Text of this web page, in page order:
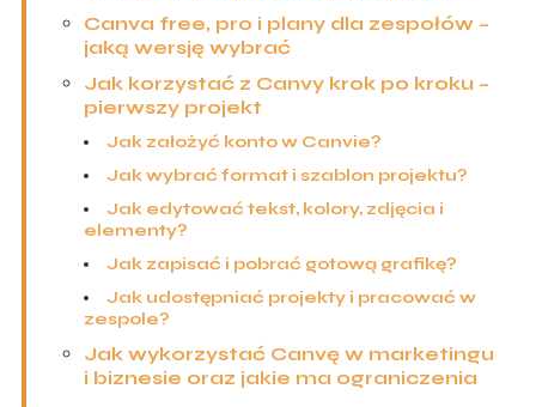
Canva free, pro i plany dla zespołów –
jaką wersję wybrać
Jak korzystać z Canvy krok po kroku –
pierwszy projekt
Jak założyć konto w Canvie?
Jak wybrać format i szablon projektu?
Jak edytować tekst, kolory, zdjęcia i
elementy?
Jak zapisać i pobrać gotową grafikę?
Jak udostępniać projekty i pracować w
zespole?
Jak wykorzystać Canvę w marketingu
i biznesie oraz jakie ma ograniczenia